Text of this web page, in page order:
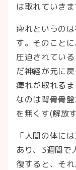
は取れていきま
痺れというの
す。そのこと
圧迫されてい
だ神経が元に
痺れが取れる
なのは背骨骨
を無くす(解放
「人間の体に
あり、3週間で
復すると、そ